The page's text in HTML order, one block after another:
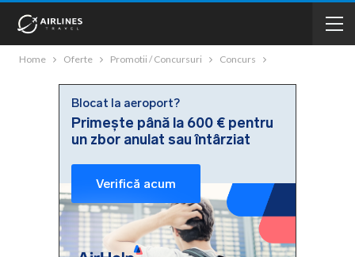
Home Oferte Promotii / Concursuri Concurs